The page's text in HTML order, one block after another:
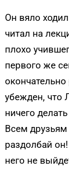
Он вяло
читал на
плохо
первого же
убежден, что
ничего
Всем
раздолбай
него не